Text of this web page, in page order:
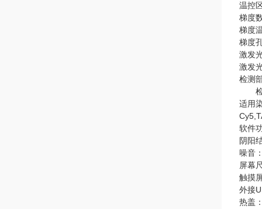
温控
梯度
梯度
梯度
激发
激发
检测
检
适用
软件
阴阳
噪音
屏幕
触摸
外接
热盖